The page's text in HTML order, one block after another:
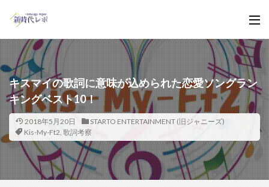
キスマイの歌詞に意味が込められた恋愛ソングラン
キングベスト10！
2018年5月20日
STARTO ENTERTAINMENT (旧ジャニーズ)
Kis-My-Ft2, 歌詞考察